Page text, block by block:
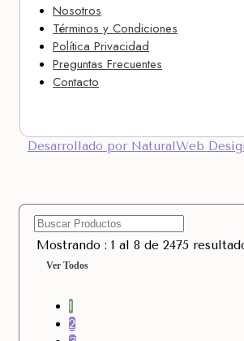
Nosotros
Términos y Condiciones
Política Privacidad
Preguntas Frecuentes
Contacto
Desarrollado por NaturalWeb
Mostrando : 1 al 8 de 2475
Ver Todos
1
2